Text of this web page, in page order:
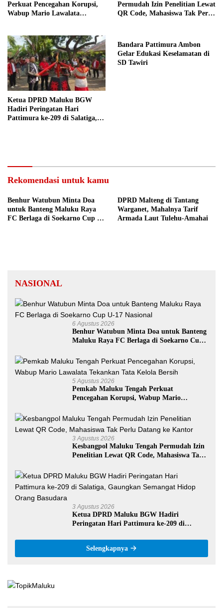
Perkuat Pencegahan Korupsi,
Wabup Mario Lawalata
Permudah Izin Penelitian Lewat
QR Code, Mahasiswa Tak Perlu
Ketua DPRD Maluku BGW
Hadiri Peringatan Hari
Pattimura ke-209 di Salatiga,
Bandara Pattimura Ambon
Gelar Edukasi Keselamatan di
SD Tawiri
Rekomendasi untuk kamu
Benhur Watubun Minta Doa
untuk Banteng Maluku Raya
FC Berlaga di Soekarno Cup U-
DPRD Malteng di Tantang
Warganet, Mahalnya Tarif
Armada Laut Tulehu-Amahai
NASIONAL
6 Agustus 2026
Benhur Watubun Minta Doa untuk Banteng
Maluku Raya FC Berlaga di Soekarno Cup
5 Agustus 2026
Pemkab Maluku Tengah Perkuat
Pencegahan Korupsi, Wabup Mario
3 Agustus 2026
Kesbangpol Maluku Tengah Permudah Izin
Penelitian Lewat QR Code, Mahasiswa Tak
3 Agustus 2026
Ketua DPRD Maluku BGW Hadiri
Peringatan Hari Pattimura ke-209 di
Basudara
Selengkapnya